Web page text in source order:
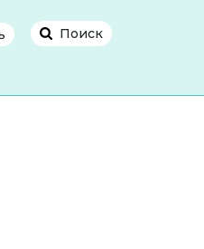
Поиск